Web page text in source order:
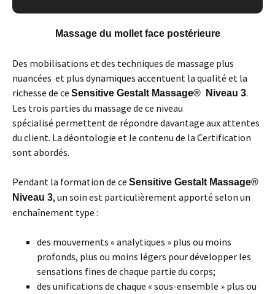
Massage du mollet face postérieure
Des mobilisations et des techniques de massage plus
nuancées et plus dynamiques accentuent la qualité et la
richesse de ce Sensitive Gestalt Massage® Niveau 3.
Les trois parties du massage de ce niveau
spécialisé permettent de répondre davantage aux attentes
du client. La déontologie et le contenu de la Certification
sont abordés.
Pendant la formation de ce Sensitive Gestalt Massage®
Niveau 3, un soin est particulièrement apporté selon un
enchaînement type :
des mouvements « analytiques » plus ou moins
profonds, plus ou moins légers pour développer les
sensations fines de chaque partie du corps;
des unifications de chaque « sous-ensemble » plus ou